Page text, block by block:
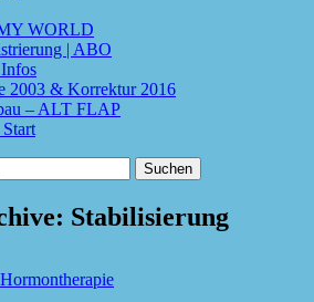
WORLD
| ABO
2003 & Korrektur 2016
– ALT FLAP
Stabilisierung